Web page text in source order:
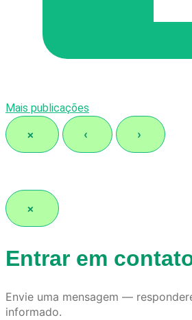
Mais publicações
× ‹ ›
×
Entrar em
Envie uma mensagem —
informado.